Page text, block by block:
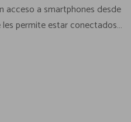
acceso a smartphones desde
permite estar conectados
negativas en su